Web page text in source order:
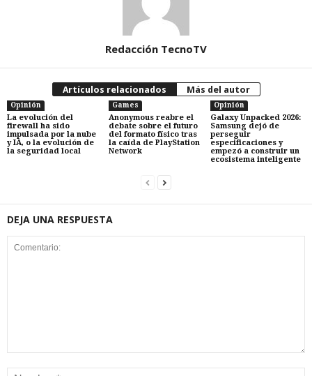
Redacción TecnoTV
Artículos relacionados Más del autor
Opinión
La evolución del
firewall ha sido
impulsada por la nube
y IA, o la evolución de
la seguridad local
Games
Anonymous reabre el
debate sobre el futuro
del formato físico tras
la caída de PlayStation
Network
Opinión
Galaxy Unpacked 2026:
Samsung dejó de
perseguir
especificaciones y
empezó a construir un
ecosistema inteligente
DEJA UNA RESPUESTA